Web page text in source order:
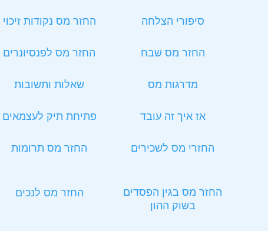
סיפורי הצלחה החזר מס נקודות זיכוי
החזר מס שבח החזר מס לפנסיונרים
מדרגות מס שאלות ותשובות
אז איך זה עובד פתיחת תיק לעצמאים
החזרי מס לשכירים החזר מס תרומות
החזר מס בגין הפסדים
בשוק ההון
החזר מס לנכים